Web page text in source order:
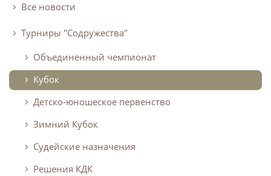
Все новости
Турниры "Содружества"
Объединенный чемпионат
Кубок
Детско-юношеское первенство
Зимний Кубок
Судейские назначения
Решения КДК